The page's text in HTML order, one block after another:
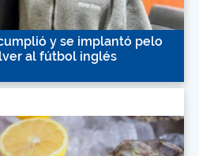
y se implantó pelo
al fútbol inglés